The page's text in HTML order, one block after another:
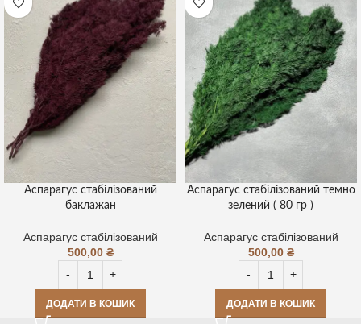
Аспарагус стабілізований
баклажан
Аспарагус стабілізований
500,00 ₴
ДОДАТИ В КОШИК
Аспарагус стабілізований темно
зелений ( 80 гр )
Аспарагус стабілізований
500,00 ₴
ДОДАТИ В КОШИК